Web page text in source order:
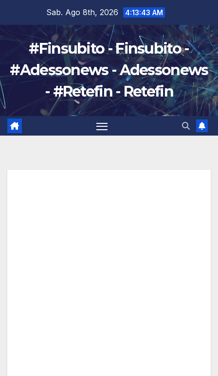
contenuto
Sab. Ago 8th, 2026 4:13:44 AM
#Finsubito - Finsubito -
#Adessonews - Adessonews
- #Retefin - Retefin